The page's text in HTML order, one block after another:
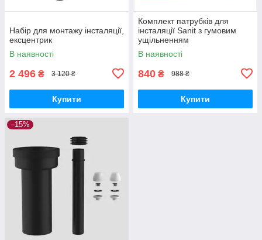
Набір для монтажу інсталяції,
ексцентрик
В наявності
2 496 ₴ 3 120 ₴
Купити
Комплект патрубків для
інсталяції Sanit з гумовим
ущільненням
В наявності
840 ₴ 988 ₴
Купити
–15%